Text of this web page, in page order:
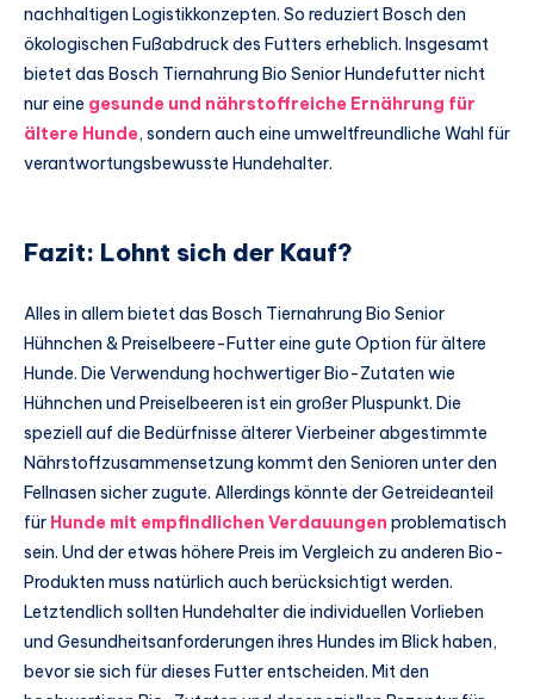
nachhaltigen Logistikkonzepten. So reduziert Bosch den
ökologischen Fußabdruck des Futters erheblich. Insgesamt
bietet das Bosch Tiernahrung Bio Senior Hundefutter nicht
nur eine gesunde und nährstoffreiche Ernährung für
ältere Hunde, sondern auch eine umweltfreundliche Wahl für
verantwortungsbewusste Hundehalter.
Fazit: Lohnt sich der Kauf?
Alles in allem bietet das Bosch Tiernahrung Bio Senior
Hühnchen & Preiselbeere-Futter eine gute Option für ältere
Hunde. Die Verwendung hochwertiger Bio-Zutaten wie
Hühnchen und Preiselbeeren ist ein großer Pluspunkt. Die
speziell auf die Bedürfnisse älterer Vierbeiner abgestimmte
Nährstoffzusammensetzung kommt den Senioren unter den
Fellnasen sicher zugute. Allerdings könnte der Getreideanteil
für Hunde mit empfindlichen Verdauungen problematisch
sein. Und der etwas höhere Preis im Vergleich zu anderen Bio-
Produkten muss natürlich auch berücksichtigt werden.
Letztendlich sollten Hundehalter die individuellen Vorlieben
und Gesundheitsanforderungen ihres Hundes im Blick haben,
bevor sie sich für dieses Futter entscheiden. Mit den